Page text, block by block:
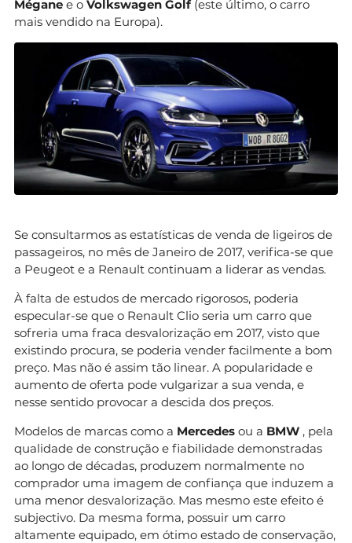
Mégane e o Volkswagen Golf(este último, o carro
mais vendido na Europa).
Se consultarmos as estatísticas de venda de ligeiros de
passageiros, no mês de Janeiro de 2017, verifica-se que
a Peugeot e a Renault continuam a liderar as vendas.
À falta de estudos de mercado rigorosos, poderia
especular-se que o Renault Clio seria um carro que
sofreria uma fraca desvalorização em 2017, visto que
existindo procura, se poderia vender facilmente a bom
preço. Mas não é assim tão linear. A popularidade e
aumento de oferta pode vulgarizar a sua venda, e
nesse sentido provocar a descida dos preços.
Modelos de marcas como a Mercedes ou a BMW , pela
qualidade de construção e fiabilidade demonstradas
ao longo de décadas, produzem normalmente no
comprador uma imagem de confiança que induzem a
uma menor desvalorização. Mas mesmo este efeito é
subjectivo. Da mesma forma, possuir um carro
altamente equipado, em ótimo estado de conservação,